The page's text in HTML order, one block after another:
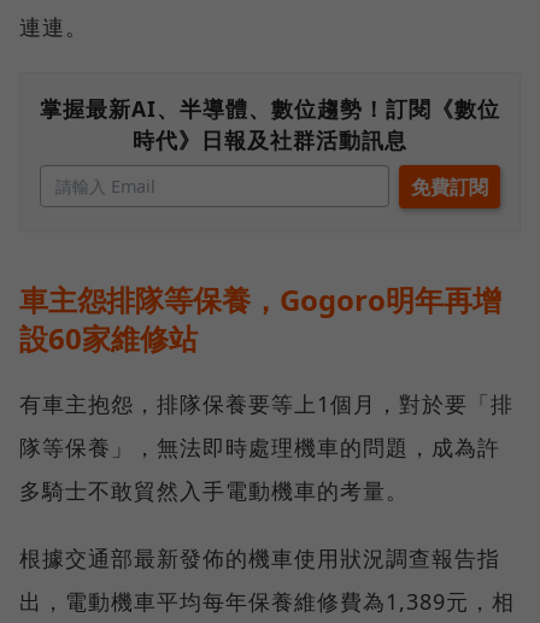
連連。
掌握最新AI、半導體、數位趨勢！訂閱《數位
時代》日報及社群活動訊息
車主怨排隊等保養，Gogoro明年再增
設60家維修站
有車主抱怨，排隊保養要等上1個月，對於要「排
隊等保養」，無法即時處理機車的問題，成為許
多騎士不敢貿然入手電動機車的考量。
根據交通部最新發佈的機車使用狀況調查報告指
出，電動機車平均每年保養維修費為1,389元，相